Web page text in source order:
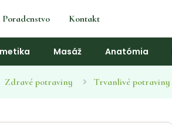
Poradenstvo Kontakt
Masáž Anatómia
Zdravé potraviny Trvanlivé potraviny